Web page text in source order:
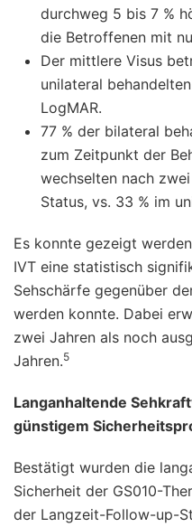
durchweg 5 bis 7 %
die Betroffenen mit
Der mittlere Visus
unilateral
LogMAR.
77 % der bilateral
zum Zeitpunkt der
wechselten nach
Status, vs. 33 % im
Es konnte gezeigt
IVT eine statistisch
Sehschärfe gegenüber
werden konnte. Dabei
zwei Jahren als noch
Jahren.5
Langanhaltende
günstigem
Bestätigt wurden die
Sicherheit der GS010-
der Langzeit-Follow-up-